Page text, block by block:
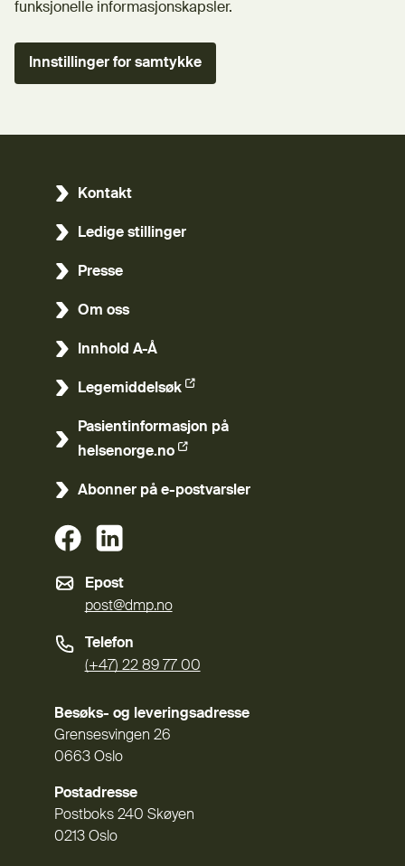
funksjonelle informasjonskapsler.
Innstillinger for samtykke
Kontakt
Ledige stillinger
Presse
Om oss
Innhold A-Å
Legemiddelsøk
(Ekstern lenke)
Pasientinformasjon på
helsenorge.no
(Ekstern lenke)
Abonner på e-postvarsler
(Ekstern lenke)
Epost
post@dmp.no
Telefon
(+47) 22 89 77 00
Besøks- og leveringsadresse
Grensesvingen 26
0663 Oslo
Postadresse
Postboks 240 Skøyen
0213 Oslo